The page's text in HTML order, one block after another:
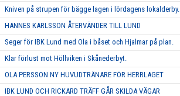
Kniven på strupen för bägge lagen i lördagens lokalderby.
HANNES KARLSSON ÅTERVÄNDER TILL LUND
Seger för IBK Lund med Ola i båset och Hjalmar på plan.
Klar förlust mot Höllviken i Skånederbyt.
OLA PERSSON NY HUVUDTRÄNARE FÖR HERRLAGET
IBK LUND OCH RICKARD TRÄFF GÅR SKILDA VÄGAR